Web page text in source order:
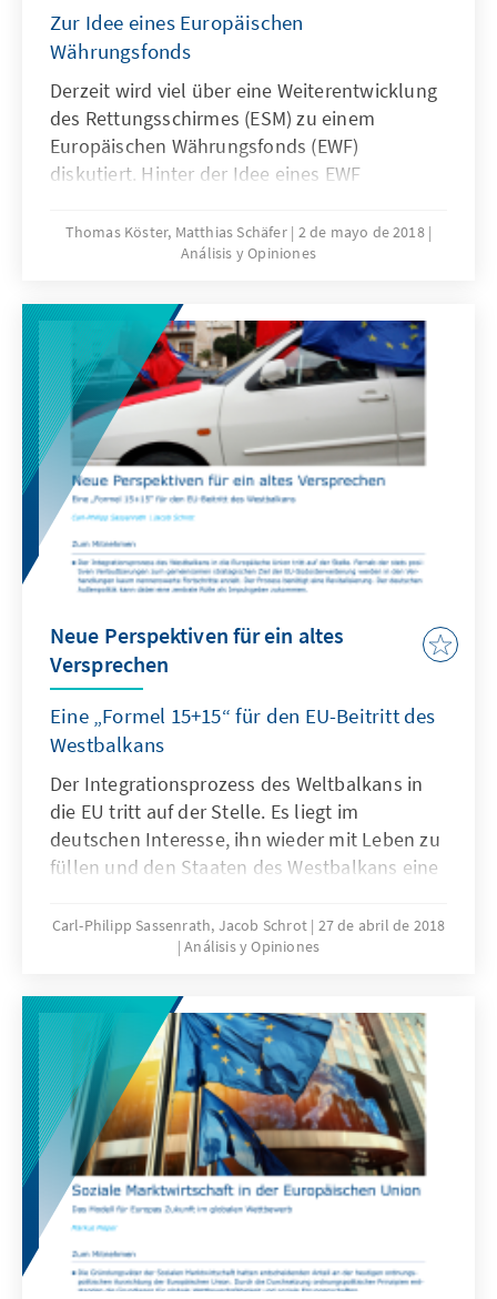
Zur Idee eines Europäischen
Währungsfonds
Derzeit wird viel über eine Weiterentwicklung
des Rettungsschirmes (ESM) zu einem
Europäischen Währungsfonds (EWF)
diskutiert. Hinter der Idee eines EWF
unterschiedliche Vorstellungen. Ein
Europäischer Währungsfonds sollte den
überwinden. Wichtige Reformschritte und
Kompetenzen eines möglichen EWFs
skizzieren wir in der beigefügten Publikation:
„Vom Rettungsschirm zum Währungsfonds? -
Zur Idee eines Europäischen Währungsfonds“
Thomas Köster, Matthias Schäfer 2 de mayo de 2018
Análisis y Opiniones
Neue Perspektiven für ein altes
Versprechen
Eine „Formel 15+15“ für den EU-Beitritt des
Westbalkans
Der Integrationsprozess des Weltbalkans in
die EU tritt auf der Stelle. Es liegt im
deutschen Interesse, ihn wieder mit Leben zu
füllen und den Staaten des Westbalkans eine
auch den Bedürfnissen der EU gerecht wird.
Dafür sollte Berlin die Formel „15+15“ nutzen:
Jahren erreicht wurde, und nennt zugleich
einen Zeitraum von weiteren 15 Jahren, in
denen der Integrationsprozess abgeschlossen
sein soll. Welche Sofort- und
Langzeitmaßnahmen das erfordert, zeigt
diese Analyse.
Carl-Philipp Sassenrath, Jacob Schrot 27 de abril de 2018
Análisis y Opiniones